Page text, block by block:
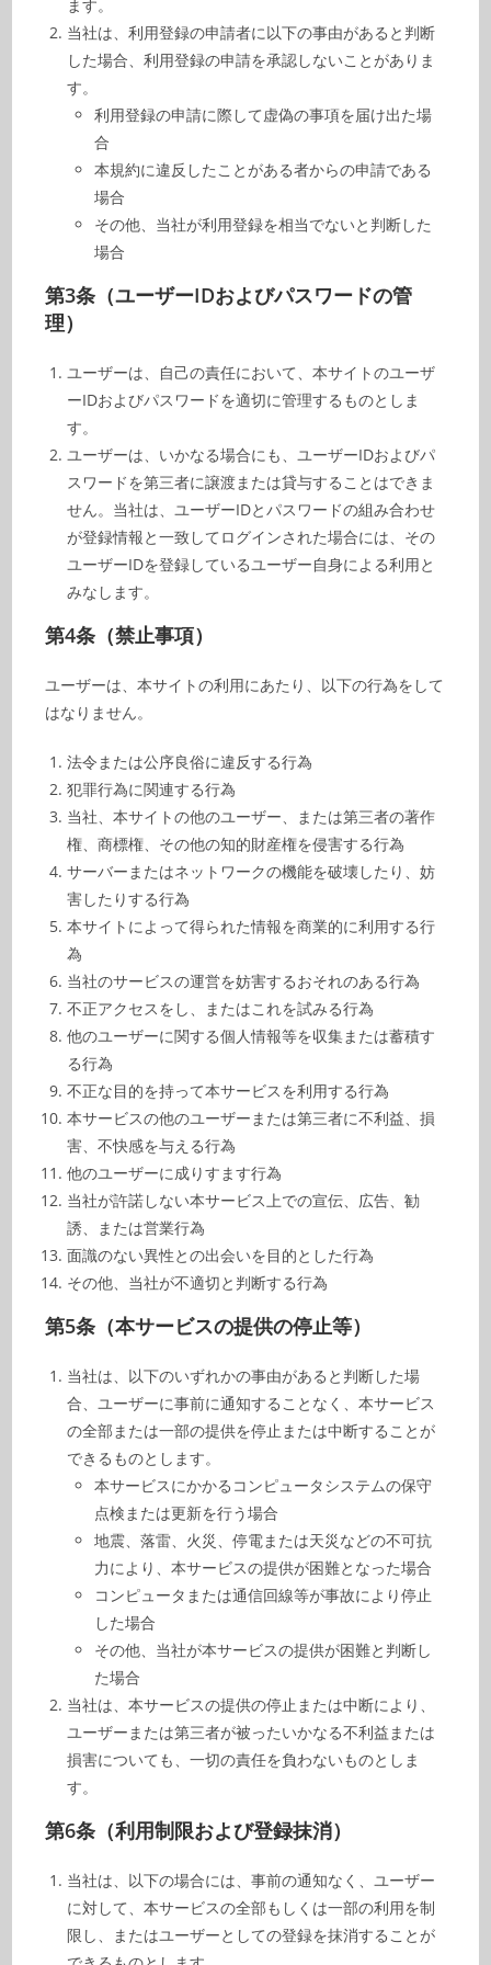
ます。
当社は、利用登録の申請者に以下の事由があると判断
した場合、利用登録の申請を承認しないことがありま
す。
利用登録の申請に際して虚偽の事項を届け出た場
合
本規約に違反したことがある者からの申請である
場合
その他、当社が利用登録を相当でないと判断した
場合
第3条（ユーザーIDおよびパスワードの管
理）
ユーザーは、自己の責任において、本サイトのユーザ
ーIDおよびパスワードを適切に管理するものとしま
す。
ユーザーは、いかなる場合にも、ユーザーIDおよびパ
スワードを第三者に譲渡または貸与することはできま
せん。当社は、ユーザーIDとパスワードの組み合わせ
が登録情報と一致してログインされた場合には、その
ユーザーIDを登録しているユーザー自身による利用と
みなします。
第4条（禁止事項）
ユーザーは、本サイトの利用にあたり、以下の行為をして
はなりません。
法令または公序良俗に違反する行為
犯罪行為に関連する行為
当社、本サイトの他のユーザー、または第三者の著作
権、商標権、その他の知的財産権を侵害する行為
サーバーまたはネットワークの機能を破壊したり、妨
害したりする行為
本サイトによって得られた情報を商業的に利用する行
為
当社のサービスの運営を妨害するおそれのある行為
不正アクセスをし、またはこれを試みる行為
他のユーザーに関する個人情報等を収集または蓄積す
る行為
不正な目的を持って本サービスを利用する行為
本サービスの他のユーザーまたは第三者に不利益、損
害、不快感を与える行為
他のユーザーに成りすます行為
当社が許諾しない本サービス上での宣伝、広告、勧
誘、または営業行為
面識のない異性との出会いを目的とした行為
その他、当社が不適切と判断する行為
第5条（本サービスの提供の停止等）
当社は、以下のいずれかの事由があると判断した場
合、ユーザーに事前に通知することなく、本サービス
の全部または一部の提供を停止または中断することが
できるものとします。
本サービスにかかるコンピュータシステムの保守
点検または更新を行う場合
地震、落雷、火災、停電または天災などの不可抗
力により、本サービスの提供が困難となった場合
コンピュータまたは通信回線等が事故により停止
した場合
その他、当社が本サービスの提供が困難と判断し
た場合
当社は、本サービスの提供の停止または中断により、
ユーザーまたは第三者が被ったいかなる不利益または
損害についても、一切の責任を負わないものとしま
す。
第6条（利用制限および登録抹消）
当社は、以下の場合には、事前の通知なく、ユーザー
に対して、本サービスの全部もしくは一部の利用を制
限し、またはユーザーとしての登録を抹消することが